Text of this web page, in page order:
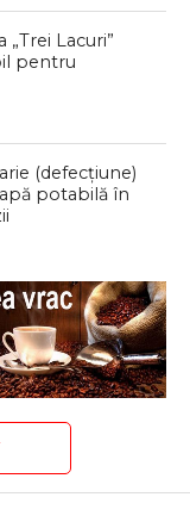
Lacuri”
pentru
(defecțiune)
potabilă în